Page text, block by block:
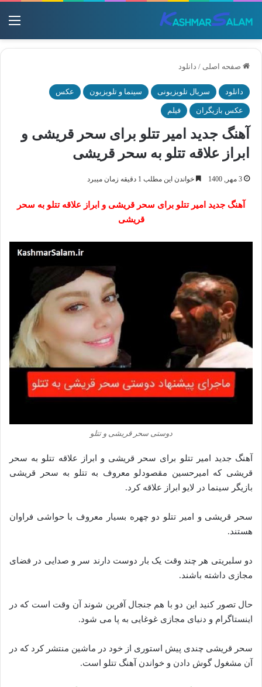
صفحه اصلی / دانلود
دانلود سریال تلویزیونی سینما و تلویزیون عکس
عکس بازیگران فیلم
آهنگ جدید امیر تتلو برای سحر قریشی و
ابراز علاقه تتلو به سحر قریشی
3 مهر, 1400 خواندن این مطلب 1 دقیقه زمان میبرد
آهنگ جدید امیر تتلو برای سحر قریشی و ابراز علاقه تتلو به سحر
قریشی
دوستی سحر قریشی و تتلو
آهنگ جدید امیر تتلو برای سحر قریشی و ابراز علاقه تتلو به سحر
قریشی که امیرحسین مقصودلو معروف به تتلو به سحر قریشی
بازیگر سینما در لایو ابراز علاقه کرد.
سحر قریشی و امیر تتلو دو چهره بسیار معروف با حواشی فراوان
هستند.
دو سلبریتی هر چند وقت یک بار دوست دارند سر و صدایی در فضای
مجازی داشته باشند.
حال تصور کنید این دو با هم جنجال آفرین شوند آن وقت است که در
اینستاگرام و دنیای مجازی غوغایی به پا می شود.
سحر قریشی چندی پیش استوری از خود در ماشین منتشر کرد که در
آن مشغول گوش دادن و خواندن آهنگ تتلو است.